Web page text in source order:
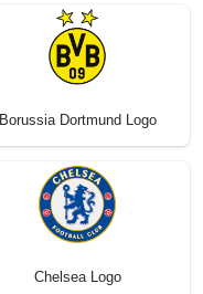
Borussia Dortmund Logo
Chelsea Logo